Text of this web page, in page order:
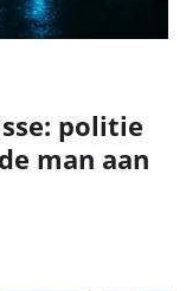
politie
man aan